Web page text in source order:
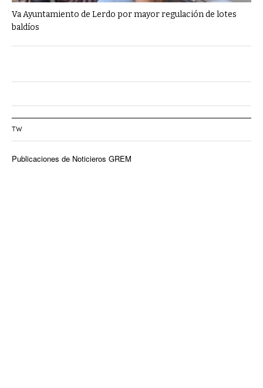
Va Ayuntamiento de Lerdo por mayor regulación de lotes
baldíos
TW
Publicaciones de Noticieros GREM